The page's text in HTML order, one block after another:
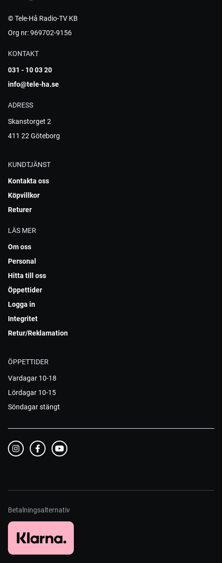
© Tele-Hå Radio-TV KB
Org nr: 969702-9156
KONTAKT
031 - 10 03 20
info@tele-ha.se
ADRESS
Skanstorget 2
411 22 Göteborg
KUNDTJÄNST
Kontakta oss
Köpvillkor
Returer
LÄS MER
Om oss
Personal
Hitta till oss
Öppettider
Logga in
Integritet
Retur/Reklamation
ÖPPETTIDER
Vardagar 10-18
Lördagar 10-15
Söndagar stängt
Betalningsalternativ